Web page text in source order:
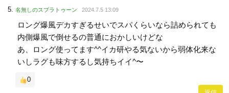
名無しのスプラトゥーン 2024.7.5 13:09
ロング爆風デカすぎるせいでスパくらいなら詰められても
内側爆風で倒せるの普通におかしいけどな
あ、ロング使ってます^^イカ研やる気ないから弱体化来な
いしラグも味方するし気持ちイイ^〜
0